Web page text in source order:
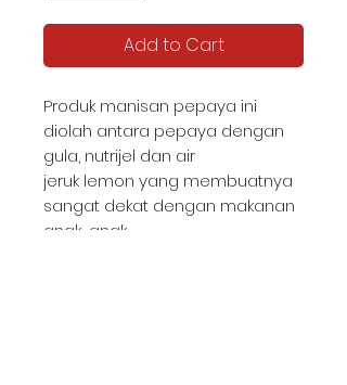
Add to Cart
Produk manisan pepaya ini
diolah antara pepaya dengan
gula, nutrijel dan air
jeruk lemon yang membuatnya
sangat dekat dengan makanan
anak-anak